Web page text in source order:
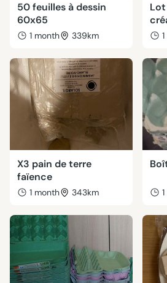
50 feuilles à dessin
60x65
1 month 339km
X3 pain de terre
faïence
1 month 343km